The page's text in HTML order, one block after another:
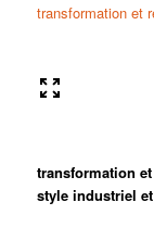
transformation et
transformation
style industriel